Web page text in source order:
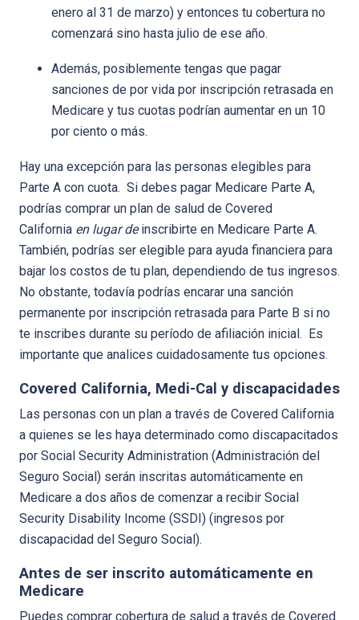
enero al 31 de marzo) y entonces tu cobertura no
comenzará sino hasta julio de ese año.
Además, posiblemente tengas que pagar
sanciones de por vida por inscripción retrasada en
Medicare y tus cuotas podrían aumentar en un 10
por ciento o más.
Hay una excepción para las personas elegibles para
Parte A con cuota. Si debes pagar Medicare Parte A,
podrías comprar un plan de salud de Covered
California en lugar deinscribirte en Medicare Parte A.
También, podrías ser elegible para ayuda financiera para
bajar los costos de tu plan, dependiendo de tus ingresos.
No obstante, todavía podrías encarar una sanción
permanente por inscripción retrasada para Parte B si no
te inscribes durante su período de afiliación inicial. Es
importante que analices cuidadosamente tus opciones.
Covered California, Medi-Cal y discapacidades
Las personas con un plan a través de Covered California
a quienes se les haya determinado como discapacitados
por Social Security Administration (Administración del
Seguro Social) serán inscritas automáticamente en
Medicare a dos años de comenzar a recibir Social
Security Disability Income (SSDI) (ingresos por
discapacidad del Seguro Social).
Antes de ser inscrito automáticamente en
Medicare
Puedes comprar cobertura de salud a través de Covered